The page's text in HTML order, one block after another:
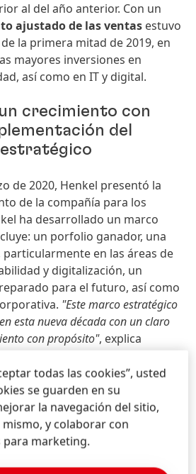
al del año anterior. Con un
ajustado de las ventas estuvo
la primera mitad de 2019, en
mayores inversiones en
así como en IT y digital.
crecimiento con
del
de 2020, Henkel presentó la
de la compañía para los
ha desarrollado un marco
un porfolio ganador, una
en las áreas de
y digitalización, un
para el futuro, así como
"Este marco estratégico
esta nueva década con un claro
con propósito", explica
en el inicio de las primeras
de medidas".
la dirección futura de Henkel es
porfolio. Henkel ha identificado
todas las cookies”, usted
se guarden en su
la navegación del sitio,
y colaborar con
marketing.